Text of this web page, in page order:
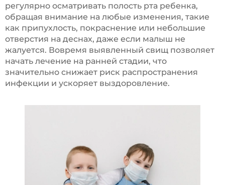
регулярно осматривать полость рта ребенка,
обращая внимание на любые изменения, такие
как припухлость, покраснение или небольшие
отверстия на деснах, даже если малыш не
жалуется. Вовремя выявленный свищ позволяет
начать лечение на ранней стадии, что
значительно снижает риск распространения
инфекции и ускоряет выздоровление.